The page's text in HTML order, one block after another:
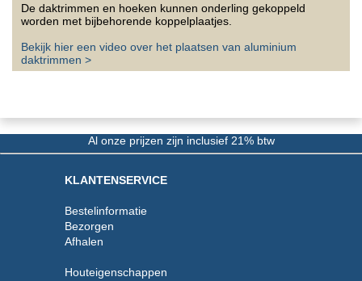
De daktrimmen en hoeken kunnen onderling gekoppeld
worden met bijbehorende koppelplaatjes.
Bekijk hier een video over het plaatsen van aluminium
daktrimmen >
Al onze prijzen zijn inclusief 21% btw
KLANTENSERVICE
Bestelinformatie
Bezorgen
Afhalen
Houteigenschappen